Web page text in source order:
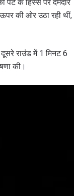
पेट के हिस्से पर दमदार
की ओर उठा रही थीं,
राउंड में 1 मिनट 6
की।